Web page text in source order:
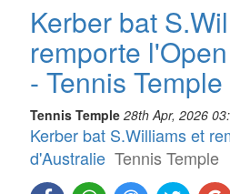
Kerber bat
remporte
- Tennis Temple
Tennis Temple 28th Apr, 2026
Kerber bat S.Williams et
d'Australie Tennis Temple